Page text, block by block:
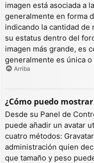
imagen está asociada a
generalmente en forma
indicando la cantidad de
su estatus dentro del
imagen más grande, es
generalmente es única
Arriba
¿Cómo puedo
Desde su Panel de
puede añadir un avatar
cuatro métodos:
administración quien
que tamaño y peso